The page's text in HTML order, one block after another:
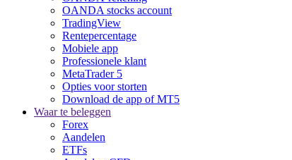
OANDA stocks account
TradingView
Rentepercentage
Mobiele app
Professionele klant
MetaTrader 5
Opties voor storten
Download de app of MT5
Waar te beleggen
Forex
Aandelen
ETFs